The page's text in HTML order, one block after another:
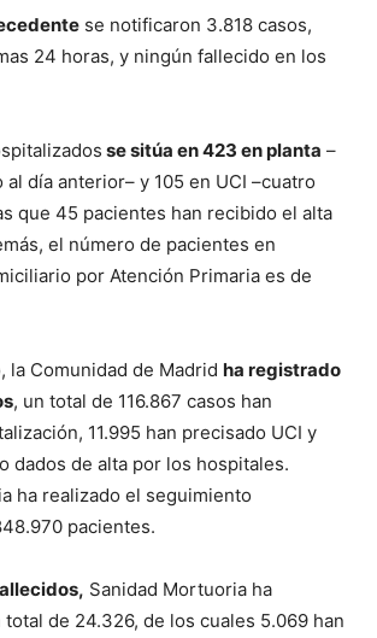
se notificaron 3.818 casos,
24 horas, y ningún fallecido en los
se sitúa en 423 en planta –
día anterior– y 105 en UCI –cuatro
que 45 pacientes han recibido el alta
el número de pacientes en
por Atención Primaria es de
la Comunidad de Madrid ha registrado
, un total de 116.867 casos han
11.995 han precisado UCI y
dados de alta por los hospitales.
ha realizado el seguimiento
pacientes.
Sanidad Mortuoria ha
de 24.326, de los cuales 5.069 han